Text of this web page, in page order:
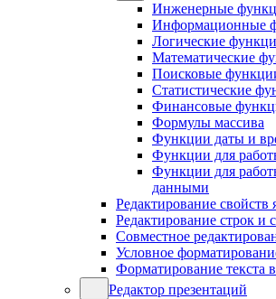
Инженерные
Информационные
Логические
Математические
Поисковые
Статистические
Финансовые
Формулы массива
Функции даты и
Функции для
Функции для
данными
Редактирование свойств
Редактирование строк и
Совместное
Условное
Форматирование текста
Редактор презентаций